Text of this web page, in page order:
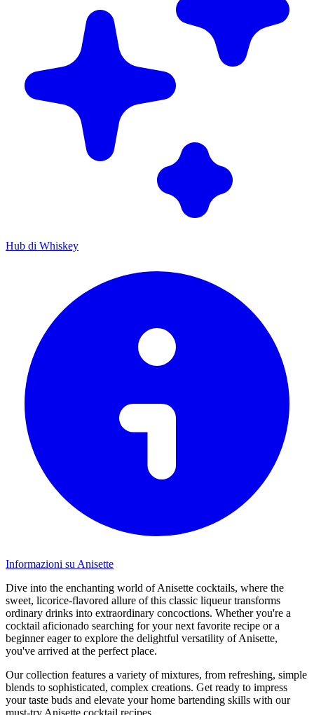
Hub di Whiskey
Informazioni su Anisette
Dive into the enchanting world of Anisette cocktails, where the
sweet, licorice-flavored allure of this classic liqueur transforms
ordinary drinks into extraordinary concoctions. Whether you're a
cocktail aficionado searching for your next favorite recipe or a
beginner eager to explore the delightful versatility of Anisette,
you've arrived at the perfect place.
Our collection features a variety of mixtures, from refreshing, simple
blends to sophisticated, complex creations. Get ready to impress
your taste buds and elevate your home bartending skills with our
must-try Anisette cocktail recipes.